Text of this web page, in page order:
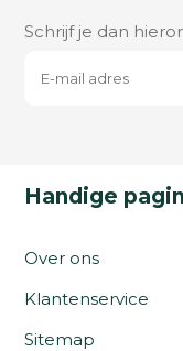
Schrijf je dan
Handige
Over ons
Klantenservice
Sitemap